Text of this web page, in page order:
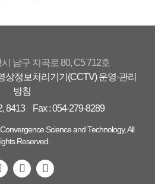
남구 지곡로 80, C5 712호
상정보처리기기(CCTV) 운영·관리
방침
8413
Fax : 054-279-8289
Science and Technology, All
Reserved.